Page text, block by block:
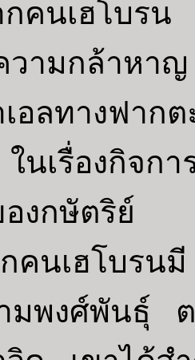
คนเฮโบรน
วามกล้าหา
อลทางฟาก
นเรื่องกิจก
งกษัตริย์
คนเฮโบรน
พงศ์พันธุ์